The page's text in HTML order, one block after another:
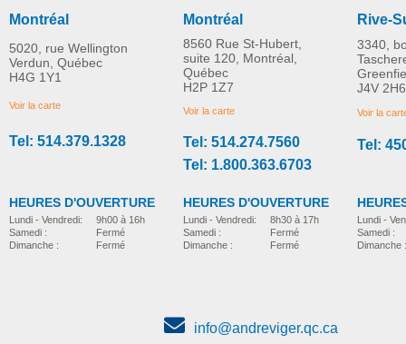
STABILIZATRICE DE LA
jambes
ORTHÈSE
jambes
CAD$0.00
Montréal
5020, rue Wellington
Verdun, Québec
H4G 1Y1
Voir la carte
Tel: 514.379.1328
HEURES D'OUVERTURE
Lundi - Vendredi:
Samedi :
Dimanche :
9h00 à 16h
Fermé
Fermé
Montréal
8560 Rue St-Hubert,
suite 120, Montréal,
Québec
H2P 1Z7
Voir la carte
Tel: 514.274.7560
Tel: 1.800.363.6703
HEURES D'OUVERTURE
Lundi - Vendredi:
Samedi :
Dimanche :
8h30 à 17h
Fermé
Fermé
Rive-
3340,
J4V 2H6
Voir la
Tel:
Lundi -
Samedi :
Dimanche :
info@andreviger.qc.ca